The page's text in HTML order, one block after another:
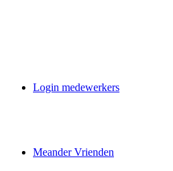
Login medewerkers
Meander Vrienden